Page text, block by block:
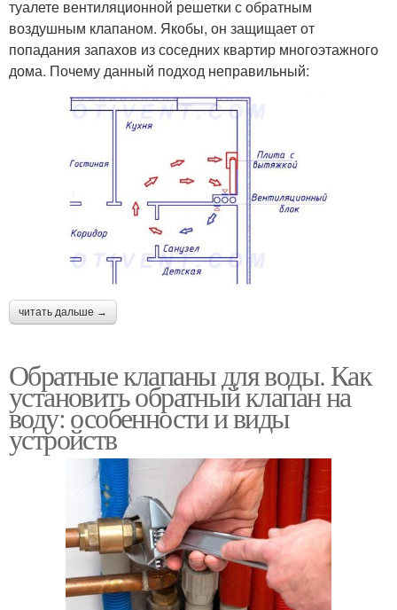
туалете вентиляционной решетки с обратным
воздушным клапаном. Якобы, он защищает от
попадания запахов из соседних квартир многоэтажного
дома. Почему данный подход неправильный:
читать дальше →
Обратные клапаны для воды. Как
установить обратный клапан на
воду: особенности и виды
устройств